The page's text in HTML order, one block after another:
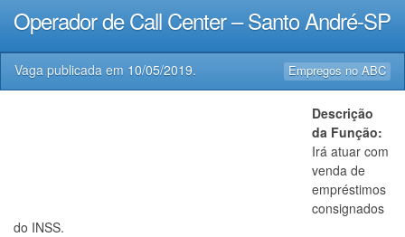
Operador de Call Center – Santo André-SP
Empregos no ABC
Vaga publicada em 10/05/2019.
Descrição
da Função:
Irá atuar com
venda de
empréstimos
consignados
do INSS.